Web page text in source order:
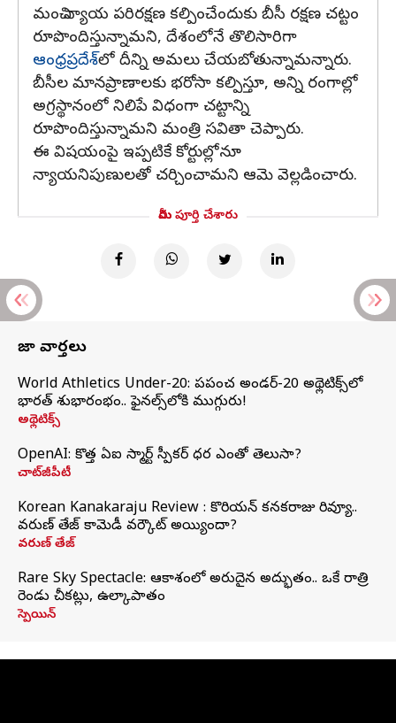
మంచి న్యాయ పరిరక్షణ కల్పించేందుకు బీసీ రక్షణ చట్టం
రూపొందిస్తున్నామని, దేశంలోనే తొలిసారిగా
ఆంధ్రప్రదేశ్‌లో దీన్ని అమలు చేయబోతున్నామన్నారు.
బీసీల మానప్రాణాలకు భరోసా కల్పిస్తూ, అన్ని రంగాల్లో
అగ్రస్థానంలో నిలిపే విధంగా చట్టాన్ని
రూపొందిస్తున్నామ‌ని మంత్రి స‌వితా చెప్పారు.
ఈ విష‌యంపై ఇప్ప‌టికే కోర్టుల్లోనూ
న్యాయనిపుణులతో చర్చించామ‌ని ఆమె వెల్ల‌డించారు.
మీరు పూర్తి చేశారు
తాజా వార్తలు
World Athletics Under-20: ప్రపంచ అండర్-20 అథ్లెటిక్స్‌లో
భారత్‌ శుభారంభం.. ఫైనల్స్‌లోకి ముగ్గురు!
అథ్లెటిక్స్
OpenAI: కొత్త ఏఐ స్మార్ట్ స్పీకర్ ధర ఎంతో తెలుసా?
చాట్‌జీపీటీ
Korean Kanakaraju Review : కొరియన్ కనకరాజు రివ్యూ..
వరుణ్ తేజ్ కామెడీ వర్కౌట్ అయ్యిందా?
వరుణ్ తేజ్
Rare Sky Spectacle: ఆకాశంలో అరుదైన అద్భుతం.. ఒకే రాత్రి
రెండు చీకట్లు, ఉల్కాపాతం
స్పెయిన్